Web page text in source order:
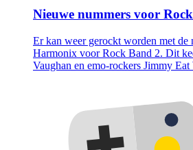
Nieuwe nummers voor
Er kan weer gerockt worden met de
Harmonix voor Rock Band 2. Dit
Vaughan en emo-rockers Jimmy